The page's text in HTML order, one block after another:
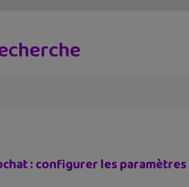
: configurer les